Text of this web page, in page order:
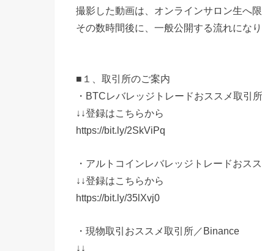
撮影した動画は、オンラインサロン生へ
その数時間後に、一般公開する流れにな
■１、取引所のご案内
・BTCレバレッジトレードおススメ取引
↓↓登録はこちらから
https://bit.ly/2SkViPq
・アルトコインレバレッジトレードおス
↓↓登録はこちらから
https://bit.ly/35lXvj0
・現物取引おススメ取引所／Binance
↓↓